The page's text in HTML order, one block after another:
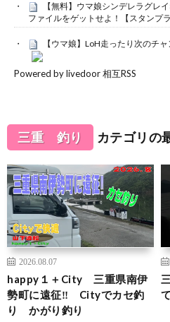
【無料】ウマ娘シンデレラグレ
ファイルをゲットせよ！【スタンプラ
【ウマ娘】LoH走ったり次のチ
Powered by livedoor 相互RSS
三重 釣り カテゴリの
2026.08.07
happy１＋City 三重県南伊
勢町に遠征‼ Cityでカセ釣
り かがり釣り